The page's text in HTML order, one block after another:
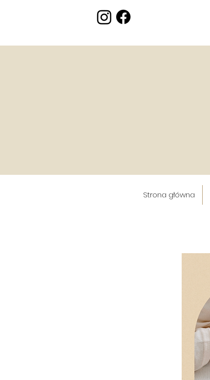
Strona główna